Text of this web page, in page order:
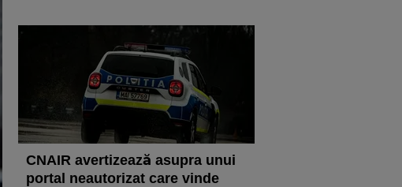
CNAIR avertizează asupra unui
portal neautorizat care vinde